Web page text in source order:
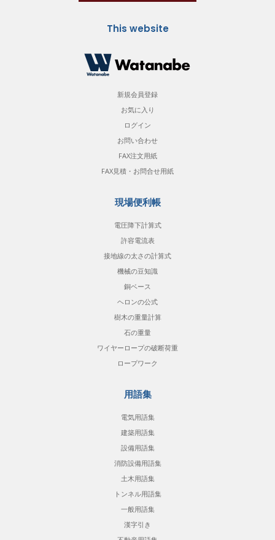
This website
新規会員登録
お気に入り
ログイン
お問い合わせ
FAX注文用紙
FAX見積・お問合せ用紙
現場便利帳
電圧降下計算式
許容電流表
接地線の太さの計算式
機械の豆知識
銅ベース
ヘロンの公式
樹木の重量計算
石の重量
ワイヤーロープの破断荷重
ロープワーク
用語集
電気用語集
建築用語集
設備用語集
消防設備用語集
土木用語集
トンネル用語集
一般用語集
漢字引き